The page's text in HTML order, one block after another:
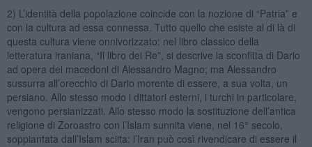
2) L’identità della popolazione coincide con la nozione di “Patria” e
con la cultura ad essa connessa. Tutto quello che esiste al di là di
questa cultura viene onnivorizzato: nel libro classico della
letteratura iraniana, “Il libro dei Re”, si descrive la sconfitta di Dario
ad opera dei macedoni di Alessandro Magno; ma Alessandro
sussurra all’orecchio di Dario morente di essere, a sua volta, un
persiano. Allo stesso modo i dittatori esterni, i turchi in particolare,
vengono persianizzati. Allo stesso modo la sostituzione dell’antica
religione di Zoroastro con l’Islam sunnita viene, nel 16° secolo,
soppiantata dall’Islam sciita: l’Iran può così rivendicare di essere il